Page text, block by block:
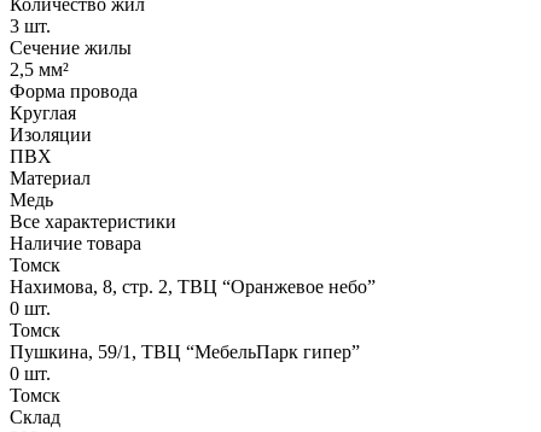
3 шт.
Сечение жилы
2,5 мм²
Форма провода
Круглая
Изоляции
ПВХ
Материал
Медь
Все характеристики
Наличие товара
Томск
Нахимова, 8, стр. 2​, ТВЦ “Оранжевое небо​”
0 шт.
Томск
Пушкина, 59/1, ТВЦ “МебельПарк гипер”
0 шт.
Томск
Склад